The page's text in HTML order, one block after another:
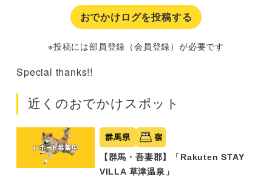
おでかけログを投稿する
※投稿には部員登録（会員登録）が必要です
Special thanks!!
近くのおでかけスポット
群馬県 宿
【群馬・吾妻郡】「Rakuten STAY
VILLA 草津温泉」